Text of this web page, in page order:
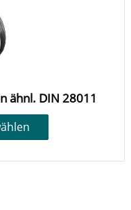
ähnl. DIN 28011